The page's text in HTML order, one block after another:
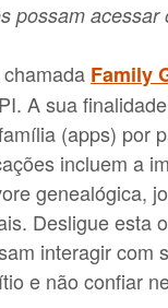
possam acessar
Family
A sua
(apps) por
incluem a
genealógica,
Desligue esta
interagir com
e não confiar